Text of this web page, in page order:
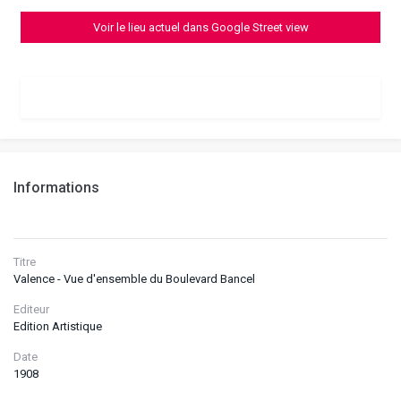
Informations
Titre
Valence - Vue d'ensemble du Boulevard Bancel
Editeur
Edition Artistique
Date
1908
Voir le lieu actuel dans Google Street view